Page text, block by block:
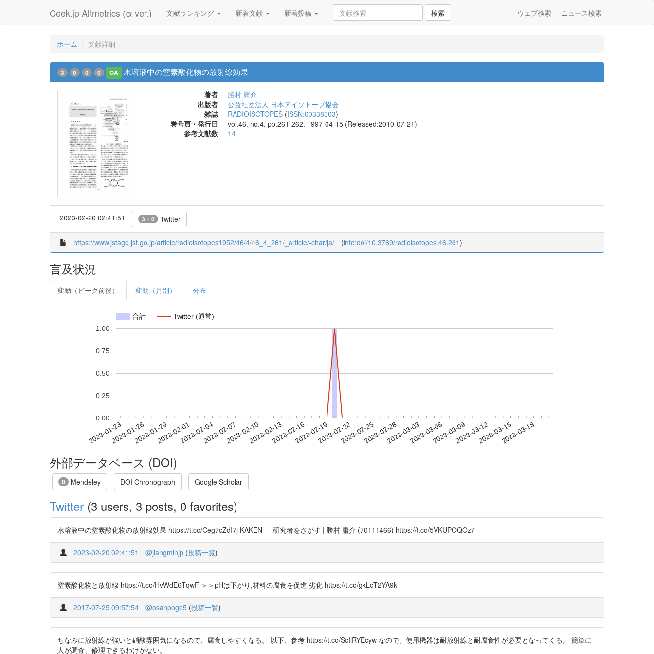
Ceek.jp Altmetrics (α ver.) 文献ランキング 新着文献 新着投稿 検索 ウェブ検索 ニュース検索
ホーム 文献詳細
3 0 0 0 OA 水溶液中の窒素酸化物の放射線効果
著者
勝村 庸介
出版者
公益社団法人 日本アイソトープ協会
雑誌
RADIOISOTOPES (ISSN:00338303)
巻号頁・発行日
vol.46, no.4, pp.261-262, 1997-04-15 (Released:2010-07-21)
参考文献数
14
2023-02-20 02:41:51 3 + 0 Twitter
https://www.jstage.jst.go.jp/article/radioisotopes1952/46/4/46_4_261/_article/-char/ja/ (info:doi/10.3769/radioisotopes.46.261)
言及状況
変動（ピーク前後） 変動（月別） 分布
合計 Twitter (通常)
2023-01-232023-01-262023-01-292023-02-012023-02-042023-02-072023-02-102023-02-132023-02-162023-02-192023-02-222023-02-252023-02-282023-03-032023-03-062023-03-092023-03-122023-03-152023-03-18
0.00
0.25
0.50
0.75
1.00
外部データベース (DOI)
0 Mendeley DOI Chronograph Google Scholar
Twitter (3 users, 3 posts, 0 favorites)
水溶液中の窒素酸化物の放射線効果 https://t.co/Ceg7cZdI7j KAKEN — 研究者をさがす | 勝村 庸介 (70111466) https://t.co/5VKUPOQOz7
2023-02-20 02:41:51 @jiangminjp (投稿一覧)
窒素酸化物と放射線 https://t.co/HvWdE6TqwF ＞＞pHは下がり,材料の腐食を促進 劣化 https://t.co/gkLcT2YA9k
2017-07-25 09:57:54 @osanpogo5 (投稿一覧)
ちなみに放射線が強いと硝酸雰囲気になるので、腐食しやすくなる。 以下、参考 https://t.co/ScIlRYEcyw なので、使用機器は耐放射線と耐腐食性が必要となってくる。 簡単に
人が調査、修理できるわけがない。